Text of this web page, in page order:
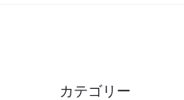
カテゴリー